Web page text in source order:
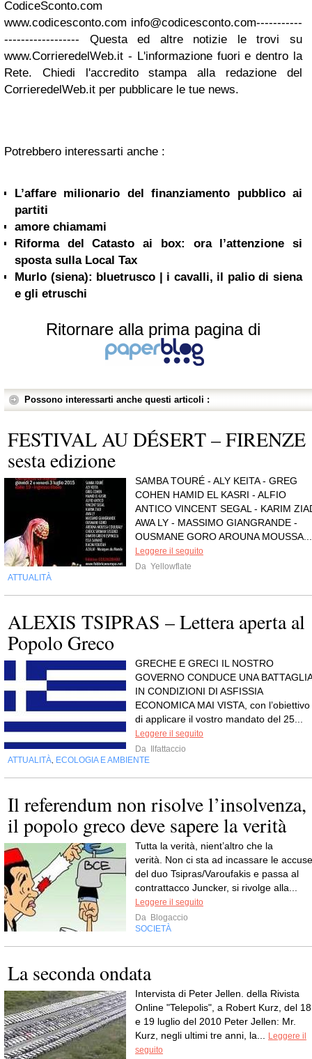
CodiceSconto.com
www.codicesconto.com info@codicesconto.com-----------
------------------ Questa ed altre notizie le trovi su
www.CorrieredelWeb.it - L'informazione fuori e dentro la
Rete. Chiedi l'accredito stampa alla redazione del
CorrieredelWeb.it per pubblicare le tue news.
Potrebbero interessarti anche :
L’affare milionario del finanziamento pubblico ai
partiti
amore chiamami
Riforma del Catasto ai box: ora l’attenzione si
sposta sulla Local Tax
Murlo (siena): bluetrusco | i cavalli, il palio di siena
e gli etruschi
Ritornare alla prima pagina di
Possono interessarti anche questi articoli :
FESTIVAL AU DÉSERT – FIRENZE
sesta edizione
SAMBA TOURÉ - ALY KEITA - GREG
COHEN HAMID EL KASRI - ALFIO
ANTICO VINCENT SEGAL - KARIM
AWA LY - MASSIMO GIANGRANDE -
OUSMANE GORO AROUNA MOUSSA...
Leggere il seguito
Da Yellowflate
ATTUALITÀ
ALEXIS TSIPRAS – Lettera aperta al
Popolo Greco
GRECHE E GRECI IL NOSTRO
GOVERNO CONDUCE UNA BATTAGLIA
IN CONDIZIONI DI ASFISSIA
ECONOMICA MAI VISTA, con l’obiettivo
di applicare il vostro mandato del 25...
Leggere il seguito
Da Ilfattaccio
ATTUALITÀ ECOLOGIA E AMBIENTE
Il referendum non risolve l’insolvenza,
il popolo greco deve sapere la verità
Tutta la verità, nient’altro che la
verità. Non ci sta ad incassare le accuse
del duo Tsipras/Varoufakis e passa al
contrattacco Juncker, si rivolge alla...
Leggere il seguito
Da Blogaccio
SOCIETÀ
La seconda ondata
Intervista di Peter Jellen. della Rivista
Online "Telepolis", a Robert Kurz, del 18
e 19 luglio del 2010 Peter Jellen: Mr.
Kurz, negli ultimi tre anni, la...
Leggere il
seguito